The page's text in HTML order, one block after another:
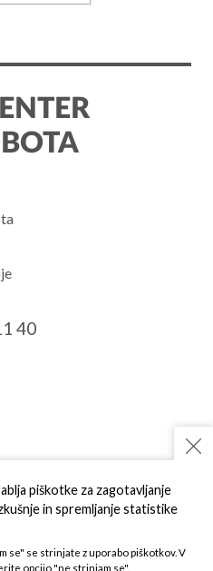
40
piškotke za zagotavljanje
in spremljanje statistike
se" se strinjate z uporabo piškotkov. V
opcijo "ne strinjam se".